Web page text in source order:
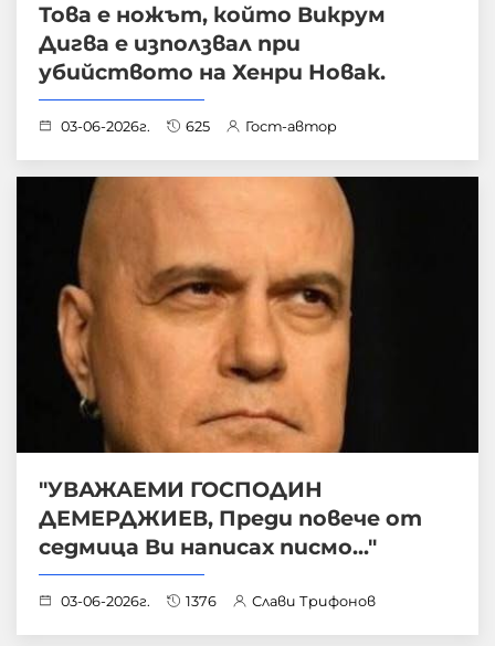
Това е ножът, който Викрум
Дигва е използвал при
убийството на Хенри Новак.
03-06-2026г. 625 Гост-автор
"УВАЖАЕМИ ГОСПОДИН
ДЕМЕРДЖИЕВ, Преди повече от
седмица Ви написах писмo..."
03-06-2026г. 1376 Слави Трифонов